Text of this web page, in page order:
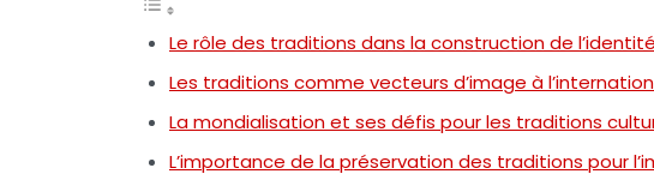
Le rôle des traditions dans la construction de
Les traditions comme vecteurs d’image à
La mondialisation et ses défis pour les traditions
L’importance de la préservation des traditions pour